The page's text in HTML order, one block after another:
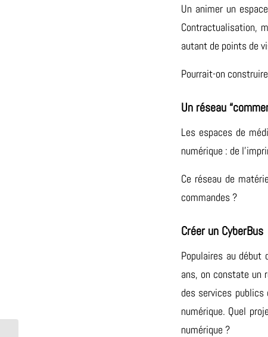
Un animer un
Contractualisation,
autant de points de
Pourrait-on
Un réseau
Les espaces de
numérique : de
Ce réseau de
commandes ?
Créer un CyberBus
Populaires au début
ans, on constate un
des services
numérique. Quel
numérique ?